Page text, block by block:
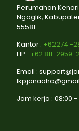
Perumahan Kenari
Ngaglik,
55581
Kantor : +62274 -
HP : +62 811-2959-
Email :
Jam kerja : 08:00 -